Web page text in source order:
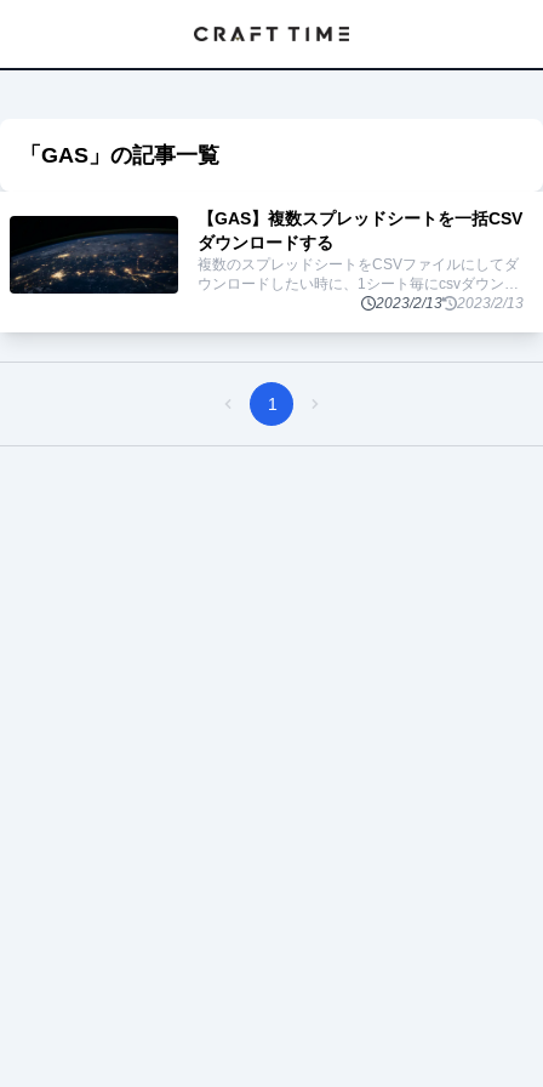
「 GAS 」の記事一覧
【GAS】複数スプレッドシートを一括CSV
ダウンロードする
複数のスプレッドシートをCSVファイルにしてダ
ウンロードしたい時に、1シート毎にcsvダウンロ
ードをしていくのが大変だったので、少し楽にで
2023/2/13 2023/2/13
1